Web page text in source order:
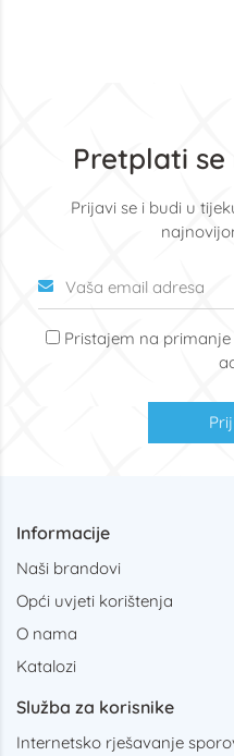
Pretplati
Prijavi se i budi u
Pristajem na primanje
Informacije
Naši brandovi
Opći uvjeti korištenja
O nama
Katalozi
Služba za korisnike
Internetsko rješavanje